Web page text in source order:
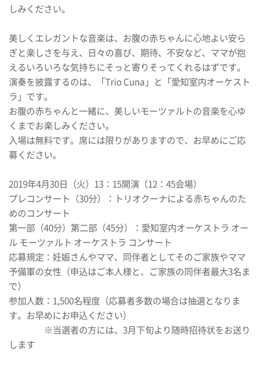
しみください。
美しくエレガントな音楽は、お腹の赤ちゃんに心地よい安ら
ぎと楽しさを与え、日々の喜び、期待、不安など、ママが抱
えるいろいろな気持ちにそっと寄りそってくれるはずです。
演奏を披露するのは、「Trio Cuna」と「愛知室内オーケスト
ラ」です。
お腹の赤ちゃんと一緒に、美しいモーツァルトの音楽を心ゆ
くまでお楽しみください。
入場は無料です。席には限りがありますので、お早めにご応
募ください。
2019年4月30日（火）13：15開演（12：45会場）
プレコンサート（30分）：トリオクーナによる赤ちゃんのた
めのコンサート
第一部（40分）第二部（45分）：愛知室内オーケストラ オー
ル モーツァルト オーケストラ コンサート
応募規定：妊娠さんやママ、同伴者としてそのご家族やママ
予備軍の女性（申込はご本人様と、ご家族の同伴者最大3名ま
で）
参加人数：1,500名程度（応募者多数の場合は抽選となりま
す。お早めにお申込ください）
※当選者の方には、3月下旬より随時招待状をお送り
します